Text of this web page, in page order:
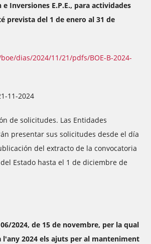
e Inversiones E.P.E., para actividades
prevista del 1 de enero al 31 de
dias/2024/11/21/pdfs/BOE-B-2024-
11-2024
de solicitudes. Las Entidades
presentar sus solicitudes desde el día
del extracto de la convocatoria
Estado hasta el 1 de diciembre de
2024, de 15 de novembre, per la qual
l'any 2024 els ajuts per al manteniment